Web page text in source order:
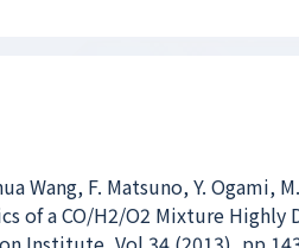
Wang, F. Matsuno, Y.
of a CO/H2/O2 Mixture